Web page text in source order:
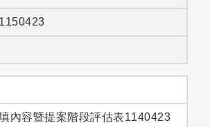
內容暨提案階段評估表1140423